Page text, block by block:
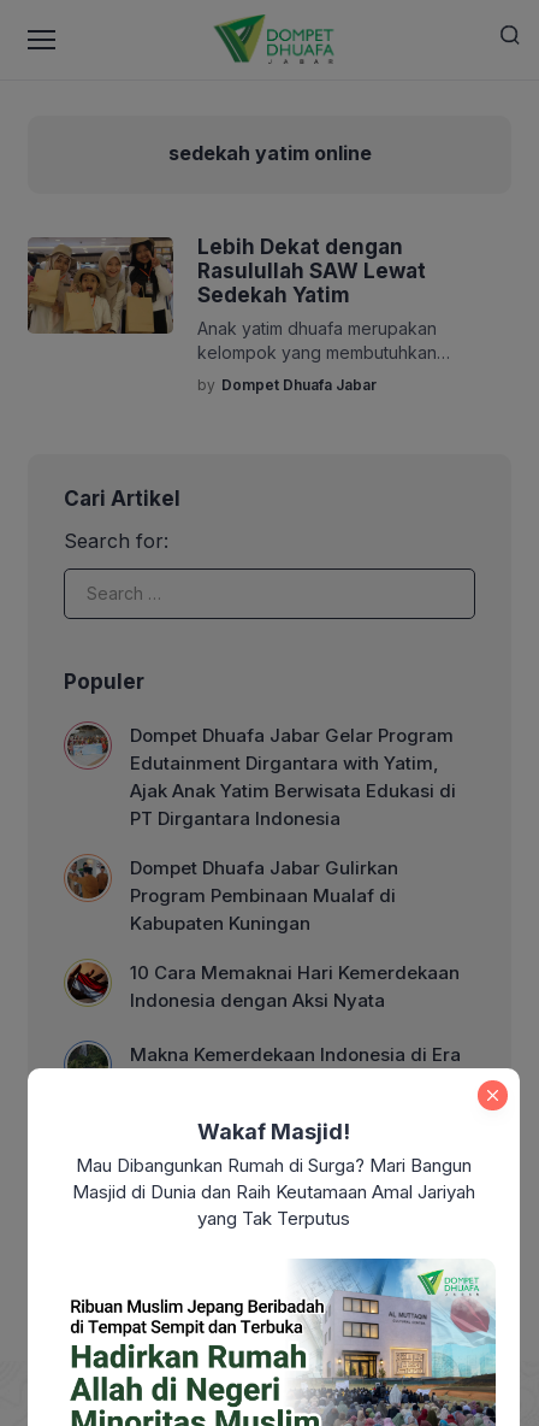
sedekah yatim online
Lebih Dekat dengan
Rasulullah SAW Lewat
Sedekah Yatim
Anak yatim dhuafa merupakan
kelompok yang membutuhkan
perhatian dan kepedulian bersama dari
seluruh elemen masyarakat. Kehilangan
usia dini. Kondisi tersebut tidak jarang
kebutuhan dasar, akses pendidikan […]
by Dompet Dhuafa Jabar
Cari Artikel
Search for:
Populer
Dompet Dhuafa Jabar Gelar Program
Edutainment Dirgantara with Yatim,
Ajak Anak Yatim Berwisata Edukasi di
PT Dirgantara Indonesia
Dompet Dhuafa Jabar Gulirkan
Program Pembinaan Mualaf di
Kabupaten Kuningan
10 Cara Memaknai Hari Kemerdekaan
Indonesia dengan Aksi Nyata
Makna Kemerdekaan Indonesia di Era
Makna Maulid Nabi Muhammad SAW:
Meneladani Akhlak Rasulullah dalam
Kehidupan Sehari-hari
Wakaf Masjid!
Mau Dibangunkan Rumah di Surga? Mari Bangun
Masjid di Dunia dan Raih Keutamaan Amal Jariyah
yang Tak Terputus